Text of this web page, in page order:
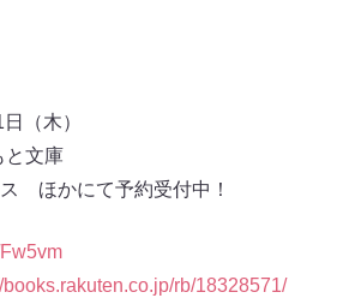
（木）
と文庫
ほかにて予約受付中！
books.rakuten.co.jp/rb/18328571/